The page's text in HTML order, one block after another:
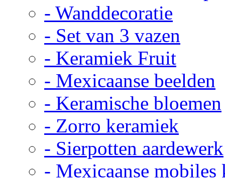
- Wanddecoratie
- Set van 3 vazen
- Keramiek Fruit
- Mexicaanse beelden
- Keramische bloemen
- Zorro keramiek
- Sierpotten aardewerk
- Mexicaanse mobiles